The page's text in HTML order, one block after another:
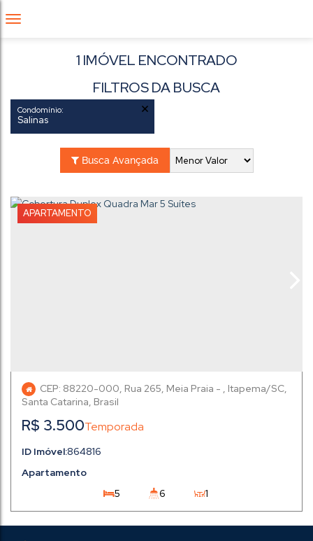
1 IMÓVEL ENCONTRADO
FILTROS DA BUSCA
Condomínio:
Salinas
Busca Avançada
APARTAMENTO
Apartamento
R$ 3.500
864816
CEP: 88220-000, Rua 265, Meia Praia , Itapema
,
Santa Catarina, Brasil
5 6
1